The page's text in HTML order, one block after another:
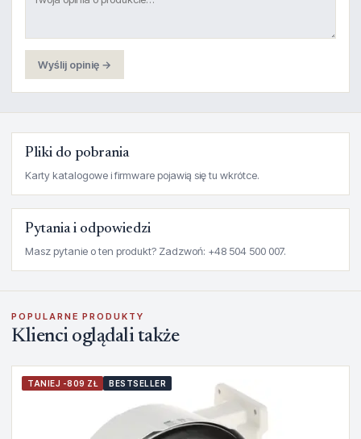
Wyślij opinię →
Pliki do pobrania
Karty katalogowe i firmware pojawią się tu wkrótce.
Pytania i odpowiedzi
Masz pytanie o ten produkt? Zadzwoń: +48 504 500 007.
POPULARNE PRODUKTY
Klienci oglądali także
TANIEJ -809 ZŁ BESTSELLER